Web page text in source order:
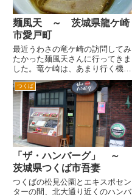
麺風天 ～ 茨城県龍ケ崎
市愛戸町
最近うわさの竜ケ崎の訪問してみ
たかった麺風天さんに行ってきま
した。竜ケ崎は、あまり行く機会
がないので地図を頭に入れてい
ざ。 国道6号から竜ケ崎ニュータ
ウンへ。中根交差点から利根町方
面へ。白バイ、覆面パトカー頻出
の道路を通り、馴馬付近から竜
ケ...
つくば
「ザ・ハンバーグ」 ～
茨城県つくば市吾妻
つくばの松見公園とエキスポセン
ターの間、北大通り近くのハンバ